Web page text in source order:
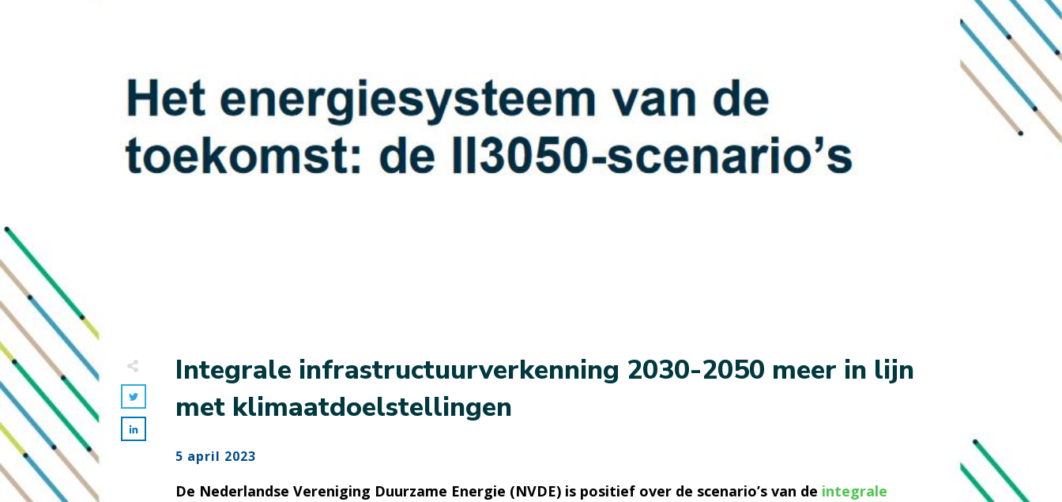
Integrale infrastructuurverkenning 2030-2050 meer in lijn
met klimaatdoelstellingen
5 april 2023
De Nederlandse Vereniging Duurzame Energie (NVDE) is positief over de scenario’s van de integrale